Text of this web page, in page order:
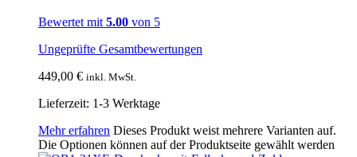
Bewertet mit 5.00 von 5
Ungeprüfte Gesamtbewertungen
449,00 € inkl. MwSt.
Lieferzeit: 1-3 Werktage
Mehr erfahren Dieses Produkt weist mehrere Varianten auf.
Die Optionen können auf der Produktseite gewählt werden